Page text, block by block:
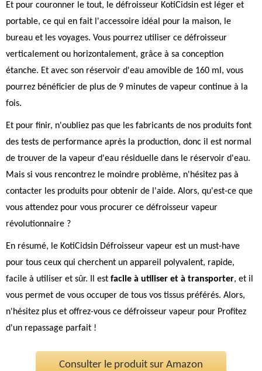
Et pour couronner le tout, le défroisseur KotiCidsin est léger et
portable, ce qui en fait l'accessoire idéal pour la maison, le
bureau et les voyages. Vous pourrez utiliser ce défroisseur
verticalement ou horizontalement, grâce à sa conception
étanche. Et avec son réservoir d'eau amovible de 160 ml, vous
pourrez bénéficier de plus de 9 minutes de vapeur continue à la
fois.
Et pour finir, n'oubliez pas que les fabricants de nos produits font
des tests de performance après la production, donc il est normal
de trouver de la vapeur d'eau résiduelle dans le réservoir d'eau.
Mais si vous rencontrez le moindre problème, n'hésitez pas à
contacter les produits pour obtenir de l'aide. Alors, qu'est-ce que
vous attendez pour vous procurer ce défroisseur vapeur
révolutionnaire ?
En résumé, le KotiCidsin Défroisseur vapeur est un must-have
pour tous ceux qui cherchent un appareil polyvalent, rapide,
facile à utiliser et sûr. Il est facile à utiliser et à transporter, et il
vous permet de vous occuper de tous vos tissus préférés. Alors,
n'hésitez plus et offrez-vous ce défroisseur vapeur pour Profitez
d'un repassage parfait !
Consulter le produit sur Amazon